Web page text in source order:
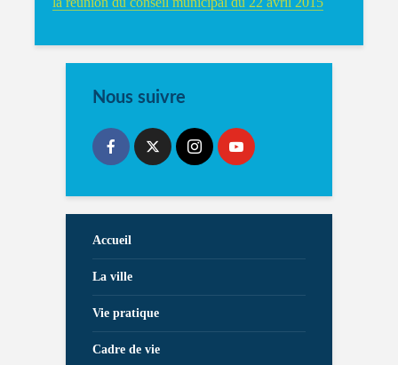
Nous suivre
Accueil
La ville
Vie pratique
Cadre de vie